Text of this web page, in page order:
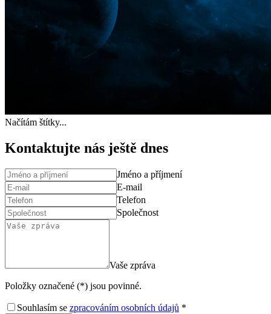
Načítám štítky...
Kontaktujte nás ještě dnes
Jméno a příjmení
E-mail
Telefon
Společnost
Vaše zpráva
Položky označené (*) jsou povinné.
Souhlasím se zpracováním osobních údajů *